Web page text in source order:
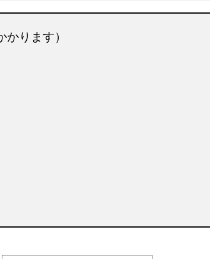
ります）